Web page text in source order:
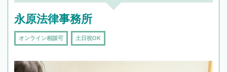
永原法律事務所
オンライン相談可 土日祝OK